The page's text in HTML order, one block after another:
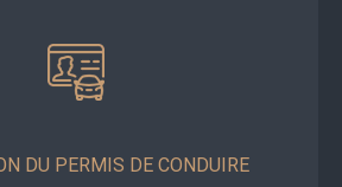
DU PERMIS DE CONDUIRE